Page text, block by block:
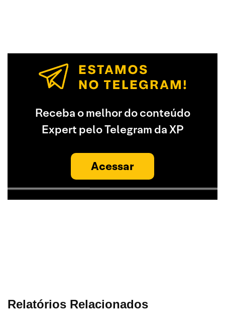
Receba o melhor do conteúdo
Expert pelo Telegram da XP
Acessar
Relatórios Relacionados